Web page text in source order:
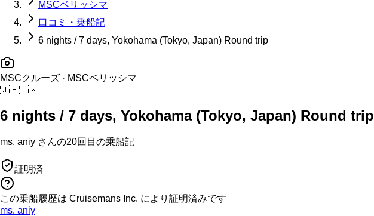
MSCベリッシマ
口コミ・乗船記
6 nights / 7 days, Yokohama (Tokyo, Japan) Round trip
MSCクルーズ · MSCベリッシマ
🇯🇵🇹🇼
6 nights / 7 days, Yokohama (Tokyo, Japan) Round trip
ms. aniy さんの20回目の乗船記
証明済
この乗船履歴は Cruisemans Inc. により証明済みです
ms. aniy